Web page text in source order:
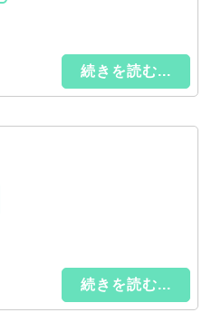
続きを読む...
続きを読む...